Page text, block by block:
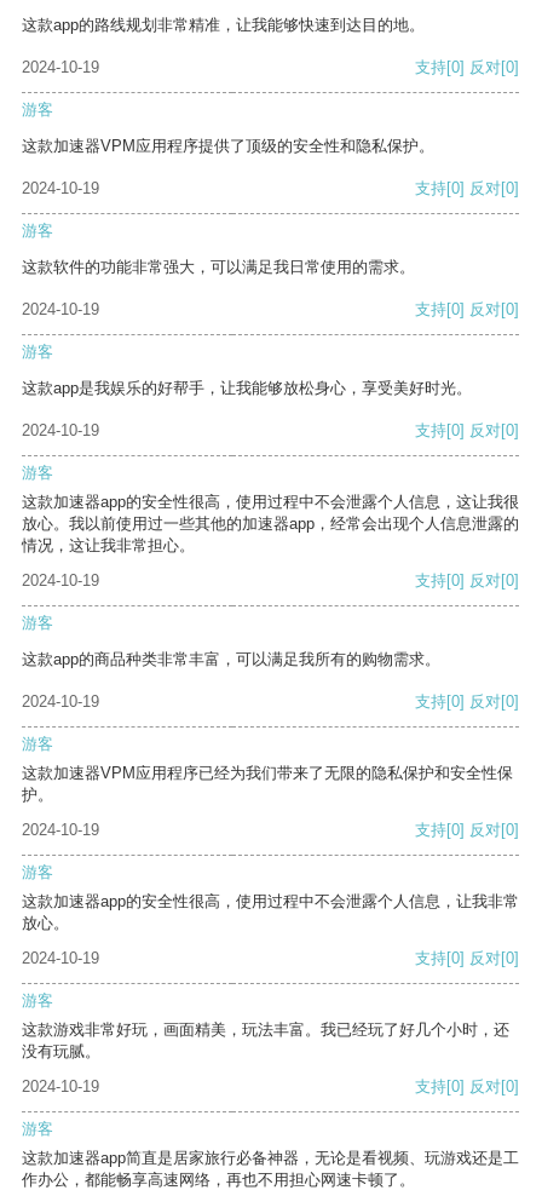
这款app的路线规划非常精准，让我能够快速到达目的地。
2024-10-19 支持[0] 反对[0]
游客
这款加速器VPM应用程序提供了顶级的安全性和隐私保护。
2024-10-19 支持[0] 反对[0]
游客
这款软件的功能非常强大，可以满足我日常使用的需求。
2024-10-19 支持[0] 反对[0]
游客
这款app是我娱乐的好帮手，让我能够放松身心，享受美好时光。
2024-10-19 支持[0] 反对[0]
游客
这款加速器app的安全性很高，使用过程中不会泄露个人信息，这让我很
放心。我以前使用过一些其他的加速器app，经常会出现个人信息泄露的
情况，这让我非常担心。
2024-10-19
支持[0] 反对[0]
游客
这款app的商品种类非常丰富，可以满足我所有的购物需求。
2024-10-19 支持[0] 反对[0]
游客
这款加速器VPM应用程序已经为我们带来了无限的隐私保护和安全性保
护。
2024-10-19
支持[0] 反对[0]
游客
这款加速器app的安全性很高，使用过程中不会泄露个人信息，让我非常
放心。
2024-10-19
支持[0] 反对[0]
游客
这款游戏非常好玩，画面精美，玩法丰富。我已经玩了好几个小时，还
没有玩腻。
2024-10-19
支持[0] 反对[0]
游客
这款加速器app简直是居家旅行必备神器，无论是看视频、玩游戏还是工
作办公，都能畅享高速网络，再也不用担心网速卡顿了。